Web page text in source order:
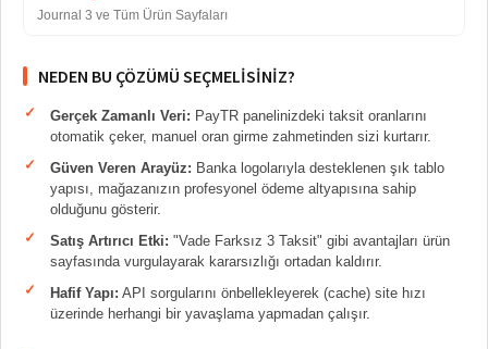
Journal 3 ve Tüm Ürün Sayfaları
NEDEN BU ÇÖZÜMÜ SEÇMELISINIZ?
Gerçek Zamanlı Veri: PayTR panelinizdeki taksit oranlarını
otomatik çeker, manuel oran girme zahmetinden sizi kurtarır.
Güven Veren Arayüz: Banka logolarıyla desteklenen şık tablo
yapısı, mağazanızın profesyonel ödeme altyapısına sahip
olduğunu gösterir.
Satış Artırıcı Etki: "Vade Farksız 3 Taksit" gibi avantajları ürün
sayfasında vurgulayarak kararsızlığı ortadan kaldırır.
Hafif Yapı: API sorgularını önbellekleyerek (cache) site hızı
üzerinde herhangi bir yavaşlama yapmadan çalışır.